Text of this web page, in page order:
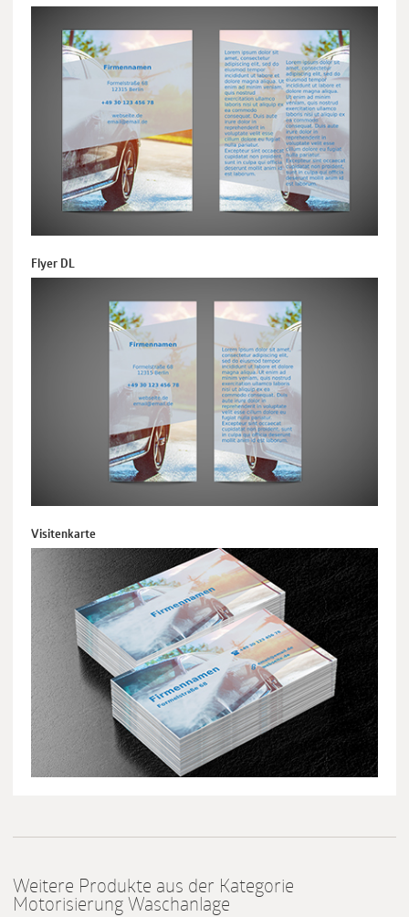
Flyer DL
Visitenkarte
Weitere Produkte aus der Kategorie
Motorisierung Waschanlage